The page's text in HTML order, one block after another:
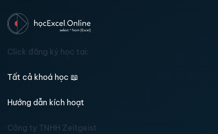
Click đăng ký học tại:
Tất cả khoá học 📖
Hướng dẫn kích hoạt
Công ty TNHH Zeitgeist